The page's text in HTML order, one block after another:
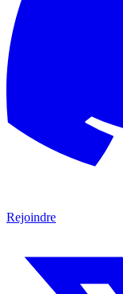
Rejoindre